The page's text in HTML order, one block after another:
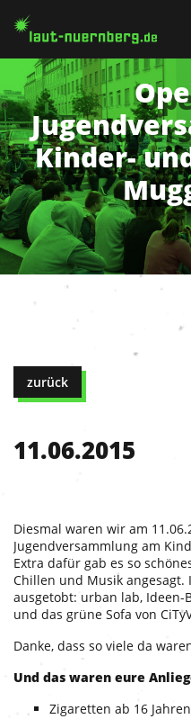
Kinder-
zurück
11.06.2015
Diesmal waren wir am
Jugendversammlung am
Extra dafür gab es so
Chillen und Musik
ausgetobt: urban lab, Ideen-
und das grüne Sofa von
Danke, dass so viele da
Und das waren eure
Zigaretten ab 16 Jahren